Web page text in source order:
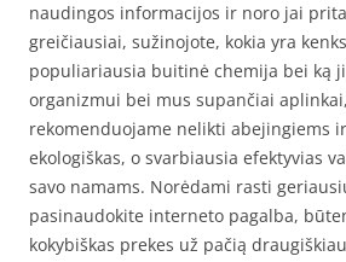
naudingos informacijos ir noro jai
greičiausiai, sužinojote, kokia yra
populiariausia buitinė chemija bei ką
organizmui bei mus supančiai
rekomenduojame nelikti abejingiems
ekologiškas, o svarbiausia efektyvias
savo namams. Norėdami rasti
pasinaudokite interneto pagalba,
kokybiškas prekes už pačią